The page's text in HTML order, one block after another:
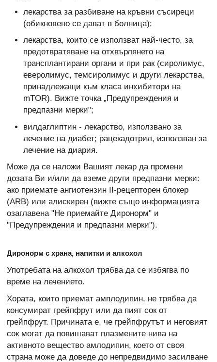
лекарства за разбиване на кръвни съсиреци
(обикновено се дават в болница);
лекарства, които се използват най-често, за
предотвратяване на отхвърлянето на
трансплантирани органи и при рак (сиролимус,
еверолимус, темсиролимус и други лекарства,
принадлежащи към класа инхибитори на
mTOR). Вижте точка „Предупреждения и
предпазни мерки";
вилдаглиптин - лекарство, използвано за
лечение на диабет; рацекадотрил, използван за
лечение на диария.
Може да се наложи Вашият лекар да промени
дозата Ви и/или да вземе други предпазни мерки:
ако приемате ангиотензин II-рецепторен блокер
(ARB) или алискирен (вижте също информацията
озаглавена "Не приемайте Диронорм" и
"Предупреждения и предпазни мерки").
Диронорм с храна, напитки и алкохол
Употребата на алкохол трябва да се избягва по
време на лечението.
Хората, които приемат амплодипин, не трябва да
консумират грейпфрут или да пият сок от
грейпфрут. Причината е, че грейпфрутът и неговият
сок могат да повишават плазмените нива на
активното вещество амлодипин, което от своя
страна може да доведе до непредвидимо засилване